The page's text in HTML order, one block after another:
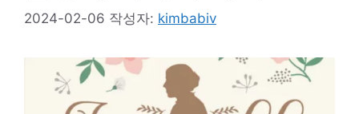
2024-02-06 작성자: kimbabiv